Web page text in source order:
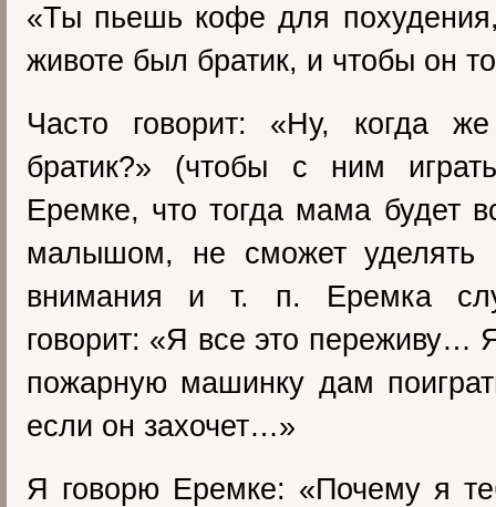
«Ты пьешь кофе для
животе был братик, и чтобы он
Часто говорит: «Ну, когда
братик?» (чтобы с ним
Еремке, что тогда мама будет
малышом, не сможет уделять
внимания и т. п. Еремка
говорит: «Я все это переживу…
пожарную машинку дам
если он захочет…»
Я говорю Еремке: «Почему я